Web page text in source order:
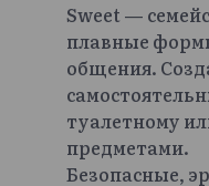
Sweet —
плавные
общения.
туалетному
предметами.
Безопасные,